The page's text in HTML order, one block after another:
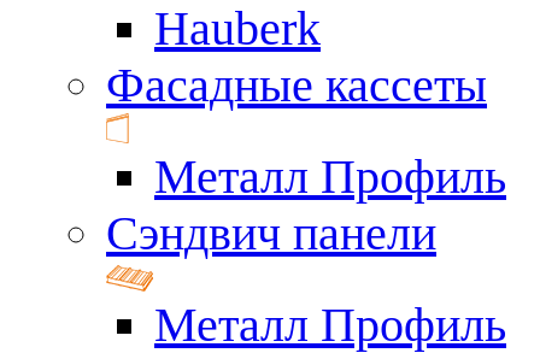
Hauberk
Фасадные кассеты
Металл Профиль
Сэндвич панели
Металл Профиль